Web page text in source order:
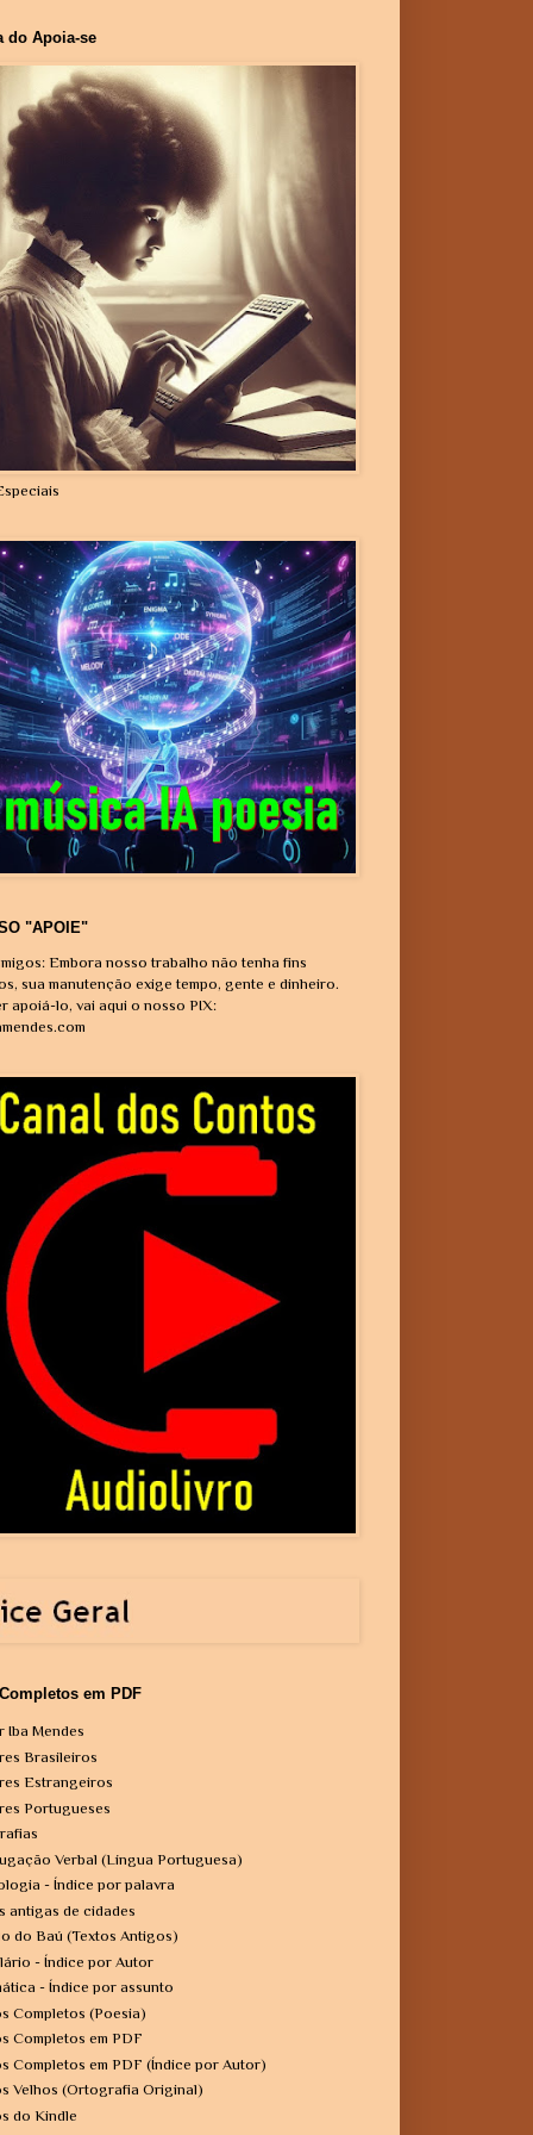
do Apoia-se
"APOIE"
Embora nosso trabalho não tenha fins
sua manutenção exige tempo, gente e dinheiro.
apoiá-lo, vai aqui o nosso PIX:
em PDF
Iba Mendes
Brasileiros
Estrangeiros
Portugueses
Verbal (Língua Portuguesa)
- Índice por palavra
antigas de cidades
do Baú (Textos Antigos)
- Índice por Autor
- Índice por assunto
Completos (Poesia)
Completos em PDF
Completos em PDF (Índice por Autor)
Velhos (Ortografia Original)
do Kindle